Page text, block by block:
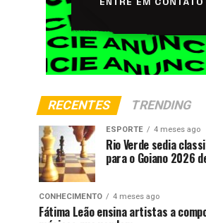
RECENTES TRENDING
ESPORTE 4 meses ago
Rio Verde sedia
para o Goiano 2026
CONHECIMENTO 4 meses ago
Fátima Leão ensina artistas a